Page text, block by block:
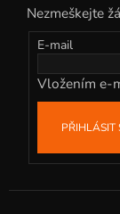
Nezmeškejte
E-mail
Vložením e-
PŘIHLÁSIT